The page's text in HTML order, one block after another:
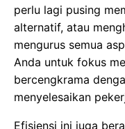
perlu lagi pusing
alternatif, atau
mengurus semua
Anda untuk fokus
bercengkrama
menyelesaikan
Efisiensi ini juga